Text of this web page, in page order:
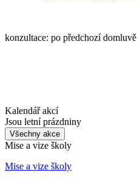
konzultace: po předchozí domluvě
Kalendář akcí
Jsou letní prázdniny
Všechny akce
Mise a vize školy
Mise a vize školy